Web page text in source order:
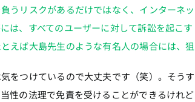
うリスクがあるだけではなく、インターネ
は、すべてのユーザーに対して訴訟を起こ
えば大島先生のような有名人の場合には、
気をつけているので大丈夫です（笑）。そう
性の法理で免責を受けることができるけれ